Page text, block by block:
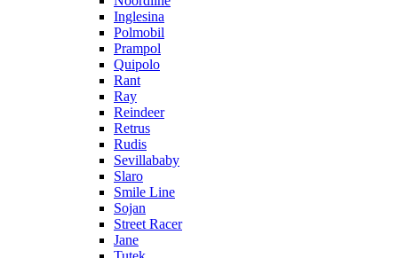
Inglesina
Polmobil
Prampol
Quipolo
Rant
Ray
Reindeer
Retrus
Rudis
Sevillababy
Slaro
Smile Line
Sojan
Street Racer
Jane